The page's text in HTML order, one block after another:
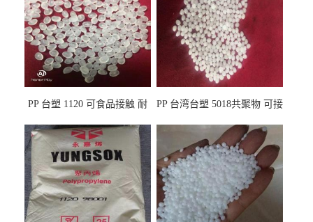
PP 台塑 1120 可食品接触 耐
PP 台湾台塑 5018共聚物 可接